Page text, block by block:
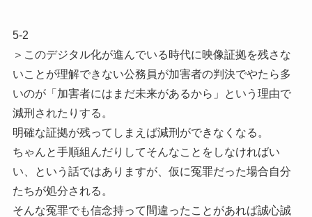
5-2
＞このデジタル化が進んでいる時代に映像証拠を残さな
いことが理解できない公務員が加害者の判決でやたら多
いのが「加害者にはまだ未来があるから」という理由で
減刑されたりする。
明確な証拠が残ってしまえば減刑ができなくなる。
ちゃんと手順組んだりしてそんなことをしなければい
い、という話ではありますが、仮に冤罪だった場合自分
たちが処分される。
そんな冤罪でも信念持って間違ったことがあれば誠心誠